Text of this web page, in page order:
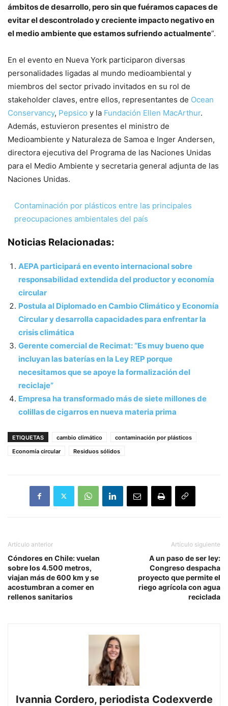
ámbitos de desarrollo, pero sin que fuéramos capaces de
evitar el descontrolado y creciente impacto negativo en
el medio ambiente que estamos sufriendo actualmente”.
En el evento en Nueva York participaron diversas
personalidades ligadas al mundo medioambiental y
miembros del sector privado invitados en su rol de
stakeholder claves, entre ellos, representantes de Ocean
Conservancy, Pepsico y la Fundación Ellen MacArthur.
Además, estuvieron presentes el ministro de
Medioambiente y Naturaleza de Samoa e Inger Andersen,
directora ejecutiva del Programa de las Naciones Unidas
para el Medio Ambiente y secretaria general adjunta de las
Naciones Unidas.
Contaminación por plásticos entre las principales
preocupaciones ambientales del país
Noticias Relacionadas:
AEPA participará en evento internacional sobre
responsabilidad extendida del productor y economía
circular
Postula al Diplomado en Cambio Climático y Economía
Circular y desarrolla capacidades para enfrentar la
crisis climática
Gerente comercial de Recimat: “Es muy bueno que
incluyan las baterías en la Ley REP porque
necesitamos que se apoye la formalización del
reciclaje”
Empresa ha transformado más de siete millones de
colillas de cigarros en nueva materia prima
ETIQUETAS cambio climático
contaminación por plásticos
Economía circular
Residuos sólidos
Artículo anterior
Cóndores en Chile: vuelan
sobre los 4.500 metros,
viajan más de 600 km y se
acostumbran a comer en
rellenos sanitarios
Artículo siguiente
A un paso de ser ley:
Congreso despacha
proyecto que permite el
riego agrícola con agua
reciclada
Ivannia Cordero, periodista Codexverde